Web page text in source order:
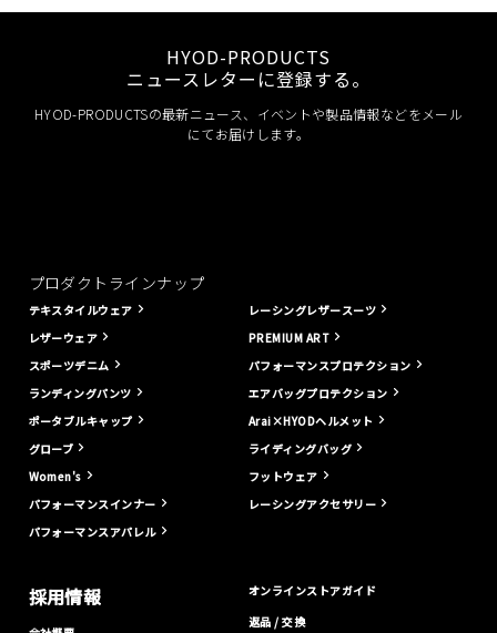
HYOD-PRODUCTS
ニュースレターに登録する。
HYOD-PRODUCTSの最新ニュース、イベントや製品情報などをメール
にてお届けします。
プロダクトラインナップ
テキスタイルウェア
レザーウェア
スポーツデニム
ランディングパンツ
ポータブルキャップ
グローブ
Women's
パフォーマンスインナー
パフォーマンスアパレル
レーシングレザースーツ
PREMIUM ART
パフォーマンスプロテクション
エアバッグプロテクション
Arai×HYODヘルメット
ライディングバッグ
フットウェア
レーシングアクセサリー
採用情報
オンラインストアガイド
返品 / 交換